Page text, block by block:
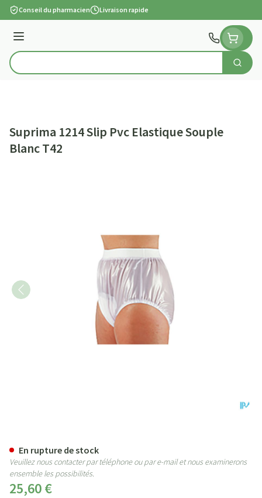
Aller au contenu
Conseil du pharmacien Livraison rapide
Menu
Rechercher
Suprima 1214 Slip Pvc Elastique Souple
Blanc T42
25,60 €
En rupture de stock
Veuillez nous contacter par téléphone ou par e-mail et nous examinerons
ensemble les possibilités.